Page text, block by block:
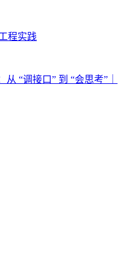
程实践
“调接口” 到 “会思考”｜